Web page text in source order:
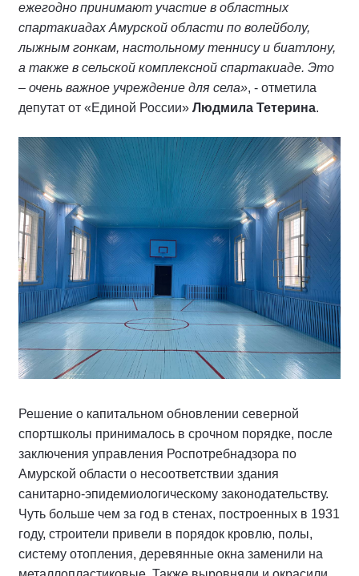
ежегодно принимают участие в областных
спартакиадах Амурской области по волейболу,
лыжным гонкам, настольному теннису и биатлону,
а также в сельской комплексной спартакиаде. Это
– очень важное учреждение для села», - отметила
депутат от «Единой России» Людмила Тетерина.
Решение о капитальном обновлении северной
спортшколы принималось в срочном порядке, после
заключения управления Роспотребнадзора по
Амурской области о несоответствии здания
санитарно-эпидемиологическому законодательству.
Чуть больше чем за год в стенах, построенных в 1931
году, строители привели в порядок кровлю, полы,
систему отопления, деревянные окна заменили на